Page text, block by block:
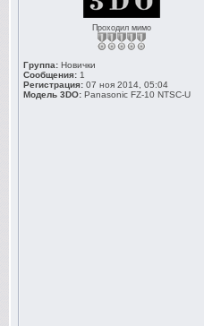
Проходил мимо
Группа: Новички
Сообщения: 1
Регистрация: 07 ноя 2014, 05:04
Модель 3DO: Panasonic FZ-10 NTSC-U